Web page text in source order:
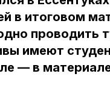
в итоговом
проводить
имеют
— в